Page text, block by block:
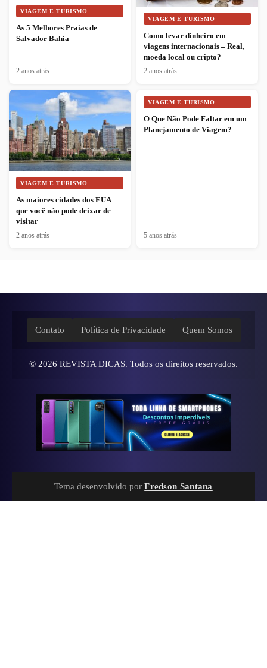
VIAGEM E TURISMO
As 5 Melhores Praias de
Salvador Bahia
2 anos atrás
VIAGEM E TURISMO
Como levar dinheiro em
viagens internacionais – Real,
moeda local ou cripto?
2 anos atrás
VIAGEM E TURISMO
As maiores cidades dos EUA
que você não pode deixar de
visitar
2 anos atrás
VIAGEM E TURISMO
O Que Não Pode Faltar em um
Planejamento de Viagem?
5 anos atrás
Contato Política de Privacidade Quem Somos
© 2026 REVISTA DICAS. Todos os direitos reservados.
Tema desenvolvido por Fredson Santana